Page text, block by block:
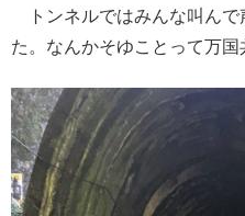
トンネルではみんな叫んで
た。なんかそゆことって万国